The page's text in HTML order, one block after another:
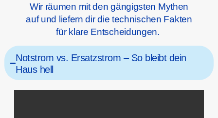
Wir räumen mit den gängigsten Mythen
auf und liefern dir die technischen Fakten
für klare Entscheidungen.
Notstrom vs. Ersatzstrom – So bleibt dein
Haus hell